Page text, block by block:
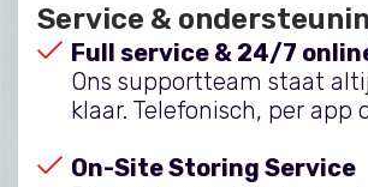
Service &
Full service & 24/7
Ons supportteam staat
klaar. Telefonisch, per app
On-Site Storing Service